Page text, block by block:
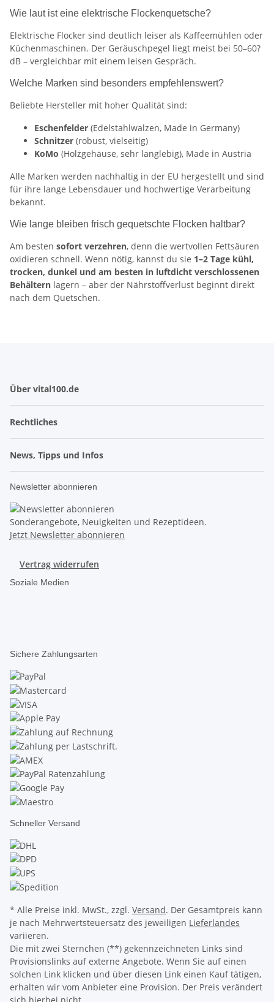
Wie laut ist eine elektrische Flockenquetsche?
Elektrische Flocker sind deutlich leiser als Kaffeemühlen oder
Küchenmaschinen. Der Geräuschpegel liegt meist bei 50–60?
dB – vergleichbar mit einem leisen Gespräch.
Welche Marken sind besonders empfehlenswert?
Beliebte Hersteller mit hoher Qualität sind:
Eschenfelder (Edelstahlwalzen, Made in Germany)
Schnitzer (robust, vielseitig)
KoMo (Holzgehäuse, sehr langlebig), Made in Austria
Alle Marken werden nachhaltig in der EU hergestellt und sind
für ihre lange Lebensdauer und hochwertige Verarbeitung
bekannt.
Wie lange bleiben frisch gequetschte Flocken haltbar?
Am besten sofort verzehren, denn die wertvollen Fettsäuren
oxidieren schnell. Wenn nötig, kannst du sie 1–2 Tage kühl,
trocken, dunkel und am besten in luftdicht verschlossenen
Behältern lagern – aber der Nährstoffverlust beginnt direkt
nach dem Quetschen.
Über vital100.de
Rechtliches
News, Tipps und Infos
Newsletter abonnieren
Sonderangebote, Neuigkeiten und Rezeptideen.
Jetzt Newsletter abonnieren
Vertrag widerrufen
Soziale Medien
Sichere Zahlungsarten
Schneller Versand
* Alle Preise inkl. MwSt., zzgl. Versand. Der Gesamtpreis kann
je nach Mehrwertsteuersatz des jeweiligen Lieferlandes
variieren.
Die mit zwei Sternchen (**) gekennzeichneten Links sind
Provisionslinks auf externe Angebote. Wenn Sie auf einen
solchen Link klicken und über diesen Link einen Kauf tätigen,
erhalten wir vom Anbieter eine Provision. Der Preis verändert